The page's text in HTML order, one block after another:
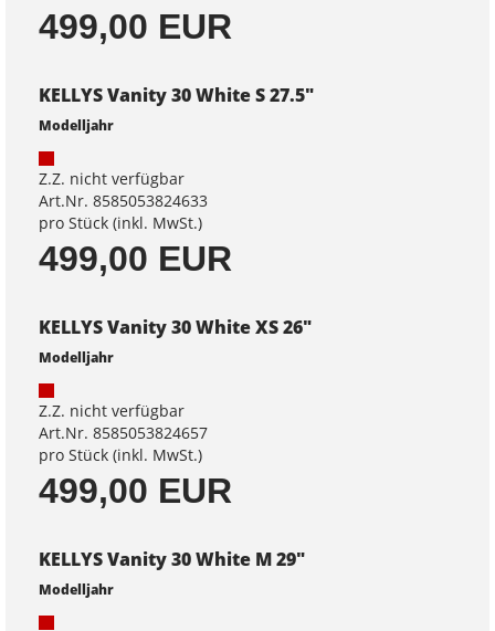
499,00 EUR
KELLYS Vanity 30 White S 27.5"
Modelljahr
Z.Z. nicht verfügbar
Art.Nr. 8585053824633
pro Stück (inkl. MwSt.)
499,00 EUR
KELLYS Vanity 30 White XS 26"
Modelljahr
Z.Z. nicht verfügbar
Art.Nr. 8585053824657
pro Stück (inkl. MwSt.)
499,00 EUR
KELLYS Vanity 30 White M 29"
Modelljahr